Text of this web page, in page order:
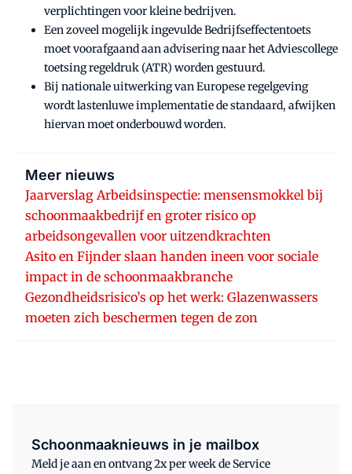
verplichtingen voor kleine bedrijven.
Een zoveel mogelijk ingevulde Bedrijfseffectentoets
moet voorafgaand aan advisering naar het Adviescollege
toetsing regeldruk (ATR) worden gestuurd.
Bij nationale uitwerking van Europese regelgeving
wordt lastenluwe implementatie de standaard, afwijken
hiervan moet onderbouwd worden.
Meer nieuws
Jaarverslag Arbeidsinspectie: mensensmokkel bij
schoonmaakbedrijf en groter risico op
arbeidsongevallen voor uitzendkrachten
Asito en Fijnder slaan handen ineen voor sociale
impact in de schoonmaakbranche
Gezondheidsrisico’s op het werk: Glazenwassers
moeten zich beschermen tegen de zon
Schoonmaaknieuws in je mailbox
Meld je aan en ontvang 2x per week de Service